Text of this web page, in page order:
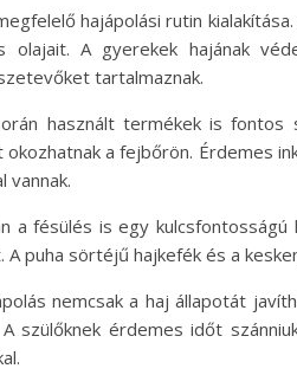
hajápolási rutin
olajait. A gyerekek hajának
tartalmaznak.
használt termékek is fontos
okozhatnak a fejbőrön. Érdemes
vannak.
a fésülés is egy
A puha sörtéjű hajkefék és a
nemcsak a haj állapotát
szülőknek érdemes időt